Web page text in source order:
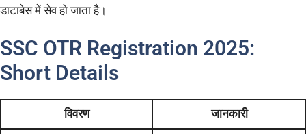
डाटाबेस में सेव हो जाता है।
SSC OTR Registration 2025:
Short Details
विवरण जानकारी